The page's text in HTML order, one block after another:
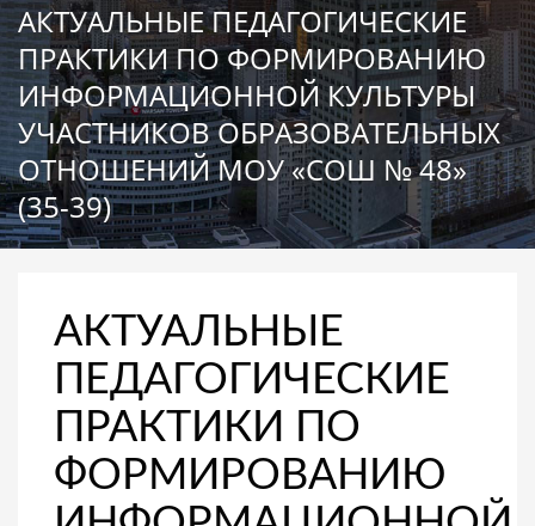
АКТУАЛЬНЫЕ ПЕДАГОГИЧЕСКИЕ
ПРАКТИКИ ПО ФОРМИРОВАНИЮ
ИНФОРМАЦИОННОЙ КУЛЬТУРЫ
УЧАСТНИКОВ ОБРАЗОВАТЕЛЬНЫХ
ОТНОШЕНИЙ МОУ «СОШ № 48»
(35-39)
АКТУАЛЬНЫЕ
ПЕДАГОГИЧЕСКИЕ
ПРАКТИКИ ПО
ФОРМИРОВАНИЮ